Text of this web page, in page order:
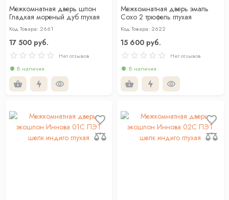
Межкомнатная дверь шпон
Гладкая мореный дуб глухая
Код Товара: 2661
17 500 руб.
Нет отзывов
В наличии
Межкомнатная дверь эмаль
Сохо 2 трюфель глухая
Код Товара: 2622
15 600 руб.
Нет отзывов
В наличии